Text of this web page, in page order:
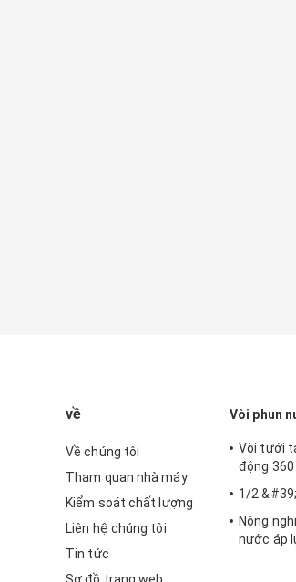
về
Về chúng tôi
Tham quan nhà máy
Kiểm soát chất lượng
Liên hệ chúng tôi
Tin tức
Vòi phun
Vòi tưới
động
1/2
Nông
nước áp